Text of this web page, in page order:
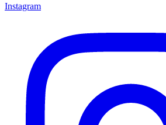
Instagram